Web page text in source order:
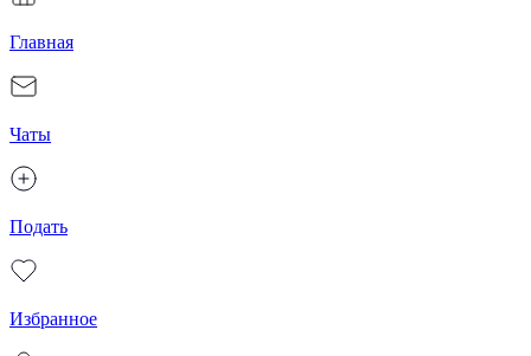
Главная
Чаты
Подать
Избранное